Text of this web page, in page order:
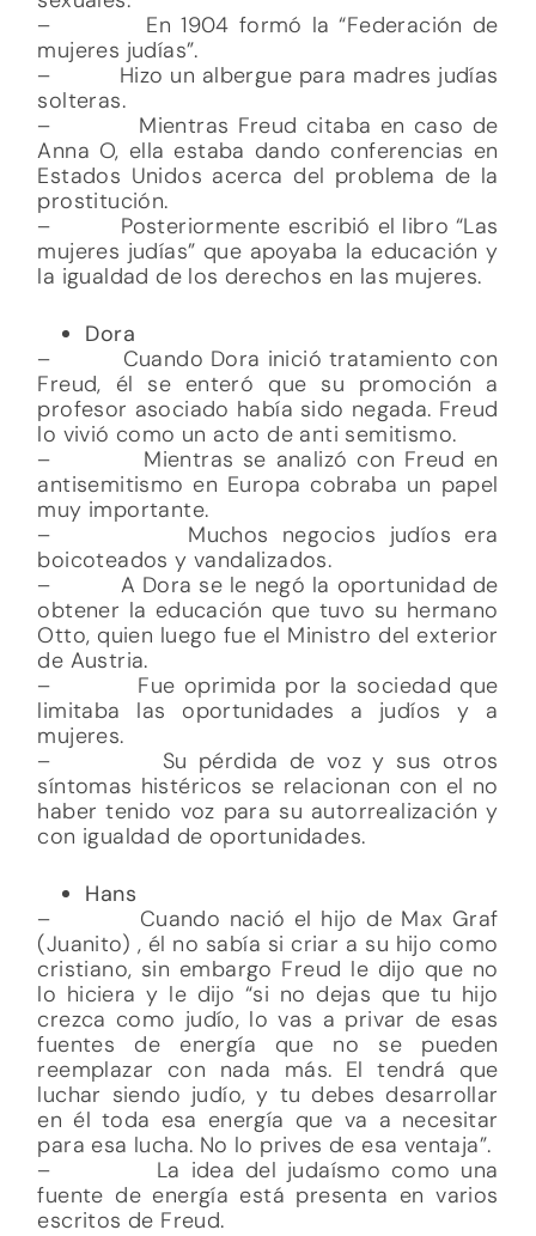
– En 1904 formó la “Federación de
mujeres judías”.
– Hizo un albergue para madres judías
solteras.
– Mientras Freud citaba en caso de
Anna O, ella estaba dando conferencias en
Estados Unidos acerca del problema de la
prostitución.
– Posteriormente escribió el libro “Las
mujeres judías” que apoyaba la educación y
la igualdad de los derechos en las mujeres.
Dora
– Cuando Dora inició tratamiento con
Freud, él se enteró que su promoción a
profesor asociado había sido negada. Freud
lo vivió como un acto de anti semitismo.
– Mientras se analizó con Freud en
antisemitismo en Europa cobraba un papel
muy importante.
– Muchos negocios judíos era
boicoteados y vandalizados.
– A Dora se le negó la oportunidad de
obtener la educación que tuvo su hermano
Otto, quien luego fue el Ministro del exterior
de Austria.
– Fue oprimida por la sociedad que
limitaba las oportunidades a judíos y a
mujeres.
– Su pérdida de voz y sus otros
síntomas histéricos se relacionan con el no
haber tenido voz para su autorrealización y
con igualdad de oportunidades.
Hans
– Cuando nació el hijo de Max Graf
(Juanito) , él no sabía si criar a su hijo como
cristiano, sin embargo Freud le dijo que no
lo hiciera y le dijo “si no dejas que tu hijo
crezca como judío, lo vas a privar de esas
fuentes de energía que no se pueden
reemplazar con nada más. El tendrá que
luchar siendo judío, y tu debes desarrollar
en él toda esa energía que va a necesitar
para esa lucha. No lo prives de esa ventaja”.
– La idea del judaísmo como una
fuente de energía está presenta en varios
escritos de Freud.